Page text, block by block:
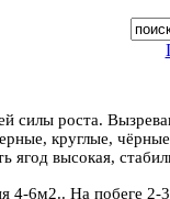
силы роста.
круглые,
ягод высокая,
6м2.. На побеге 2-